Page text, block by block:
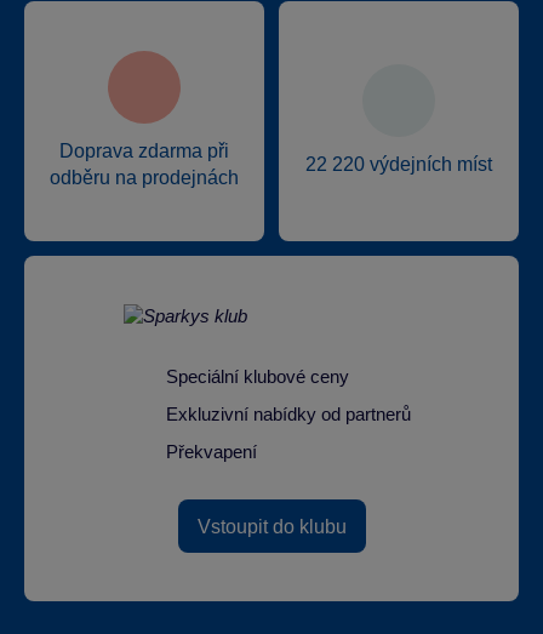
Doprava zdarma při
odběru na prodejnách
22 220 výdejních míst
Speciální klubové ceny
Exkluzivní nabídky od partnerů
Překvapení
Vstoupit do klubu